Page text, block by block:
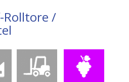
Rolltore /